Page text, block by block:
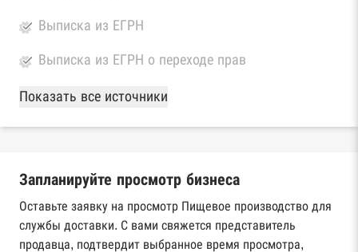
Выписка из ЕГРН
Выписка из ЕГРН о переходе прав
База Росстата
Реестры ЕГРЮЛ и ЕГРИП Федеральной
Реестр государственных контрактов
Федерального казначейства
Картотека арбитражных дел Высшего
Показать все источники
Запланируйте просмотр бизнеса
Оставьте заявку на просмотр Пищевое производство для
службы доставки. С вами свяжется представитель
продавца, подтвердит выбранное время просмотра,